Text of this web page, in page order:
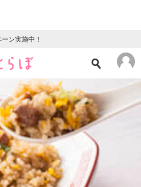
ン実施中！
ニュース
クイズ
地域
教育・育児